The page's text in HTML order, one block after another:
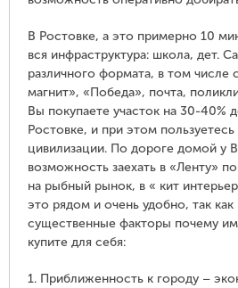
В Ростовке, а это примерно 10
вся инфраструктура: школа, дет.
различного формата, в том числе
магнит», «Победа», почта,
Вы покупаете участок на 30-40%
Ростовке, и при этом
цивилизации. По дороге домой у
возможность заехать в «Ленту»
на рыбный рынок, в « кит
это рядом и очень удобно, так
существенные факторы почему
купите для себя:
1. Приближенность к городу –